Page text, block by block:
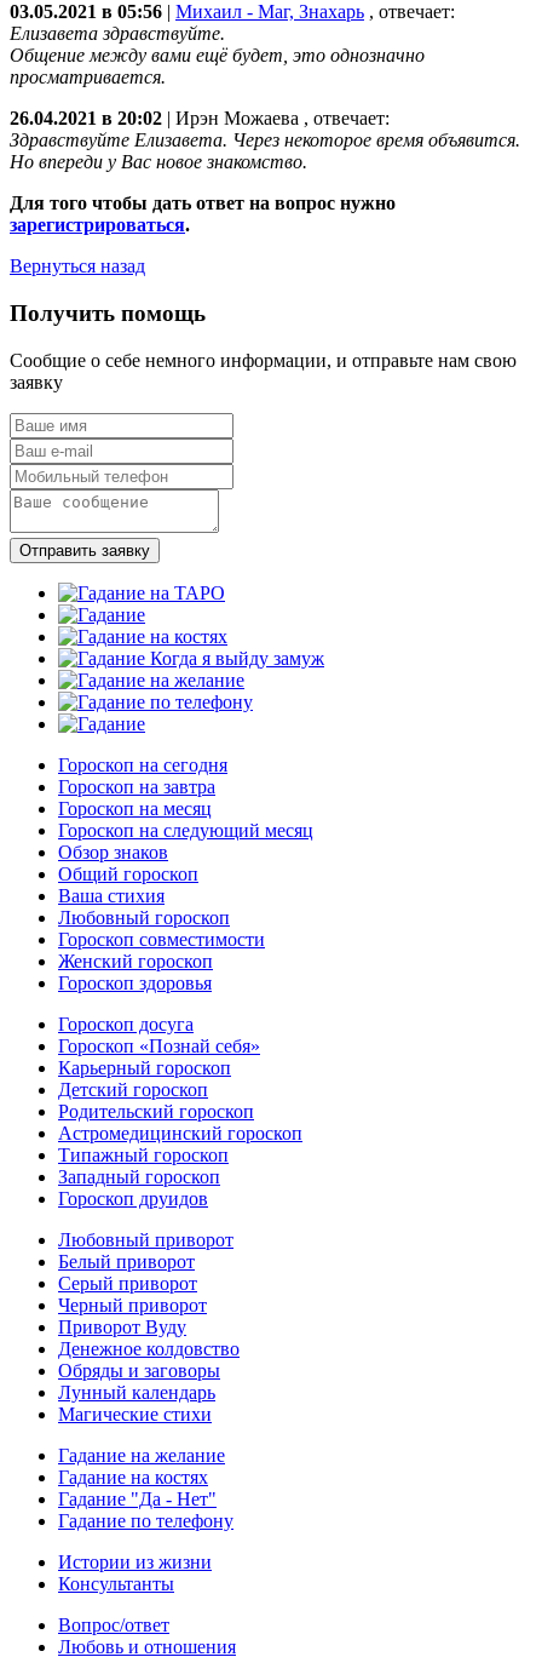
03.05.2021 в 05:56 Михаил - Маг, Знахарь , отвечает:
Елизавета здравствуйте.
Общение между вами ещё будет, это однозначно
просматривается.
26.04.2021 в 20:02
Ирэн Можаева , отвечает:
Здравствуйте Елизавета. Через некоторое время объявится.
Но впереди у Вас новое знакомство.
Для того чтобы дать ответ на вопрос нужно
зарегистрироваться.
Вернуться назад
Получить помощь
Сообщие о себе немного информации, и отправьте нам свою
заявку
Отправить заявку
Гороскоп на сегодня
Гороскоп на завтра
Гороскоп на месяц
Гороскоп на следующий месяц
Обзор знаков
Общий гороскоп
Ваша стихия
Любовный гороскоп
Гороскоп совместимости
Женский гороскоп
Гороскоп здоровья
Гороскоп досуга
Гороскоп «Познай себя»
Карьерный гороскоп
Детский гороскоп
Родительский гороскоп
Астромедицинский гороскоп
Типажный гороскоп
Западный гороскоп
Гороскоп друидов
Любовный приворот
Белый приворот
Серый приворот
Черный приворот
Приворот Вуду
Денежное колдовство
Обряды и заговоры
Лунный календарь
Магические стихи
Гадание на желание
Гадание на костях
Гадание "Да - Нет"
Гадание по телефону
Истории из жизни
Консультанты
Вопрос/ответ
Любовь и отношения